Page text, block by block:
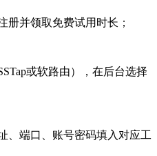
册并领取免费试用时长；
或软路由），在后台选择
、端口、账号密码填入对应工